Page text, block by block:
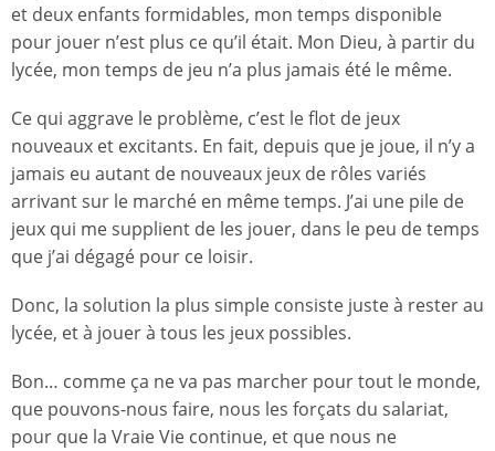
et deux enfants formidables, mon temps disponible
pour jouer n’est plus ce qu’il était. Mon Dieu, à partir du
lycée, mon temps de jeu n’a plus jamais été le même.
Ce qui aggrave le problème, c’est le flot de jeux
nouveaux et excitants. En fait, depuis que je joue, il n’y a
jamais eu autant de nouveaux jeux de rôles variés
arrivant sur le marché en même temps. J’ai une pile de
jeux qui me supplient de les jouer, dans le peu de temps
que j’ai dégagé pour ce loisir.
Donc, la solution la plus simple consiste juste à rester au
lycée, et à jouer à tous les jeux possibles.
Bon… comme ça ne va pas marcher pour tout le monde,
que pouvons-nous faire, nous les forçats du salariat,
pour que la Vraie Vie continue, et que nous ne